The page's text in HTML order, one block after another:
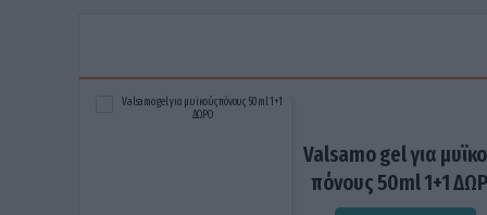
Valsamo gel για
πόνους 50ml 1+1